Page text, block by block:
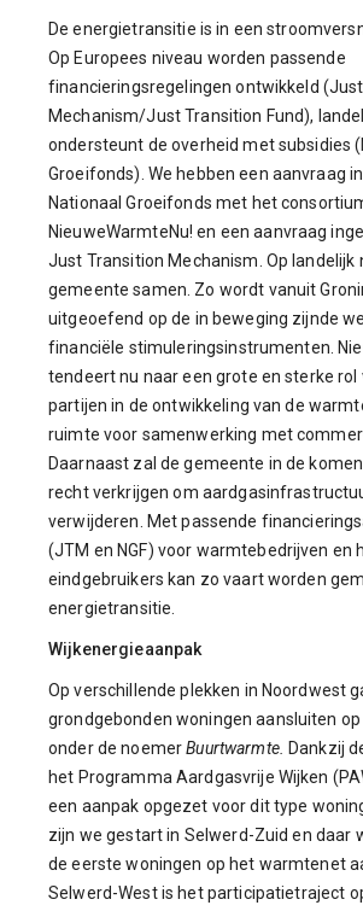
De energietransitie is in een
Op Europees niveau worden passende
financieringsregelingen ontwikkeld
Mechanism/Just Transition Fund),
ondersteunt de overheid met subsidies
Groeifonds). We hebben een aanvraag
Nationaal Groeifonds met het
NieuweWarmteNu! en een aanvraag
Just Transition Mechanism. Op landelijk
gemeente samen. Zo wordt vanuit
uitgeoefend op de in beweging zijnde
financiële stimuleringsinstrumenten.
tendeert nu naar een grote en sterke rol
partijen in de ontwikkeling van de
ruimte voor samenwerking met
Daarnaast zal de gemeente in de
recht verkrijgen om
verwijderen. Met passende
(JTM en NGF) voor warmtebedrijven en
eindgebruikers kan zo vaart worden
energietransitie.
Wijkenergieaanpak
Op verschillende plekken in Noordwest
grondgebonden woningen aansluiten
onder de noemerBuurtwarmte. Dankzij
het Programma Aardgasvrije Wijken
een aanpak opgezet voor dit type
zijn we gestart in Selwerd-Zuid en daar
de eerste woningen op het warmtenet
Selwerd-West is het participatietraject